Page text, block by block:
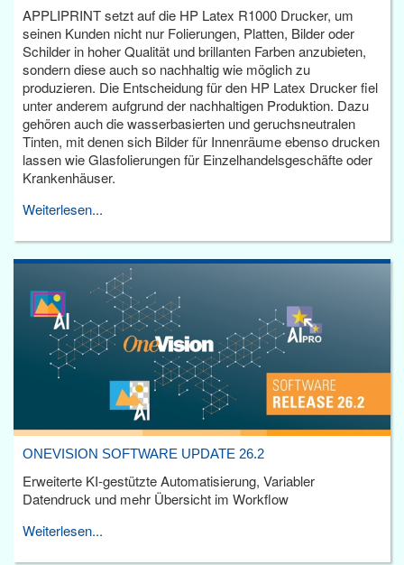
APPLIPRINT setzt auf die HP Latex R1000 Drucker, um
seinen Kunden nicht nur Folierungen, Platten, Bilder oder
Schilder in hoher Qualität und brillanten Farben anzubieten,
sondern diese auch so nachhaltig wie möglich zu
produzieren. Die Entscheidung für den HP Latex Drucker fiel
unter anderem aufgrund der nachhaltigen Produktion. Dazu
gehören auch die wasserbasierten und geruchsneutralen
Tinten, mit denen sich Bilder für Innenräume ebenso drucken
lassen wie Glasfolierungen für Einzelhandelsgeschäfte oder
Krankenhäuser.
Weiterlesen...
ONEVISION SOFTWARE UPDATE 26.2
Erweiterte KI-gestützte Automatisierung, Variabler
Datendruck und mehr Übersicht im Workflow
Weiterlesen...